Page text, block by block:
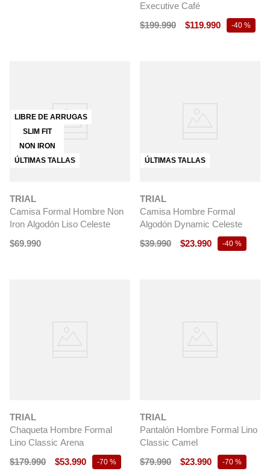
Executive Café
$199.990 $119.990 -40 %
LIBRE DE ARRUGAS
SLIM FIT
NON IRON
ÚLTIMAS TALLAS
TRIAL
Camisa Formal Hombre Non
Iron Algodón Liso Celeste
$69.990
ÚLTIMAS TALLAS
TRIAL
Camisa Hombre Formal
Algodón Dynamic Celeste
$39.990 $23.990 -40 %
TRIAL
Chaqueta Hombre Formal
Lino Classic Arena
$179.990 $53.990 -70 %
TRIAL
Pantalón Hombre Formal Lino
Classic Camel
$79.990 $23.990 -70 %